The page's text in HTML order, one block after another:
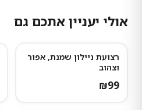
אולי יעניין אתכם גם
רצועת ניילון שמנת, אפור
וצהוב
₪99